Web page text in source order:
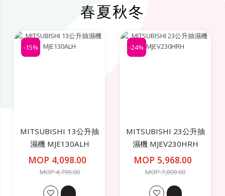
春夏秋冬
-15%
MITSUBISHI 13公升抽
濕機 MJE130ALH
MOP 4,098.00
MOP 4,799.00
-24%
MITSUBISHI 23公升抽
濕機 MJEV230HRH
MOP 5,968.00
MOP 7,809.00